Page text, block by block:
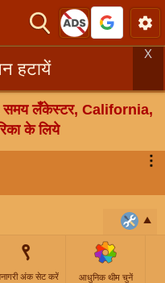
हटायें
X
समय लँकेस्टर, California,
के लिये
⋮
९
अंक सेट करें आधुनिक थीम चुनें